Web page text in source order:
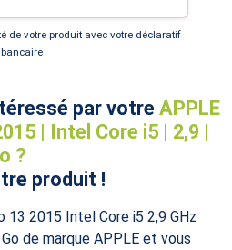
de votre produit avec votre déclaratif
par votre APPLE
| Intel Core i5 | 2,9 |
?
produit !
13 2015 Intel Core i5 2,9 GHz
de marque APPLE et vous